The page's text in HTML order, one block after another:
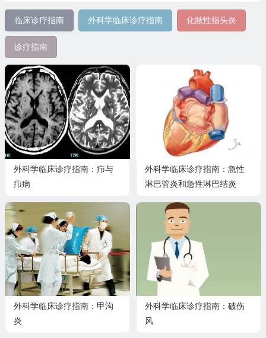
临床诊疗指南 外科学临床诊疗指南 化脓性指头炎
诊疗指南
外科学临床诊疗指南：疖与
疖病
外科学临床诊疗指南：急性
淋巴管炎和急性淋巴结炎
外科学临床诊疗指南：甲沟
炎
外科学临床诊疗指南：破伤
风